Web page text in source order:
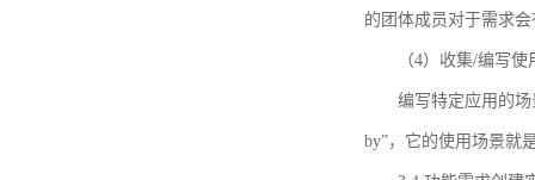
的团体成员对于需求
（4）收集/编写
编写特定应用的场
by”，它的使用场景就